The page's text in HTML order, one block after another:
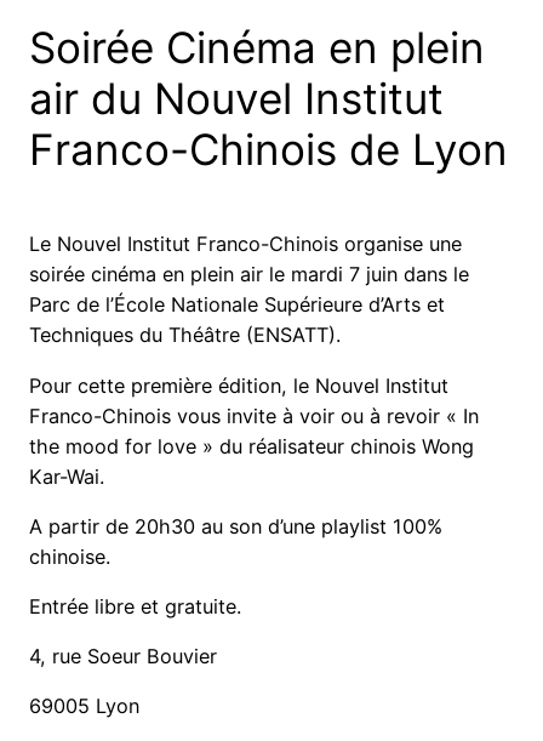
Soirée Cinéma en plein
air du Nouvel Institut
Franco-Chinois de Lyon
Le Nouvel Institut Franco-Chinois organise une
soirée cinéma en plein air le mardi 7 juin dans le
Parc de l’École Nationale Supérieure d’Arts et
Techniques du Théâtre (ENSATT).
Pour cette première édition, le Nouvel Institut
Franco-Chinois vous invite à voir ou à revoir « In
the mood for love » du réalisateur chinois Wong
Kar-Wai.
A partir de 20h30 au son d’une playlist 100%
chinoise.
Entrée libre et gratuite.
4, rue Soeur Bouvier
69005 Lyon